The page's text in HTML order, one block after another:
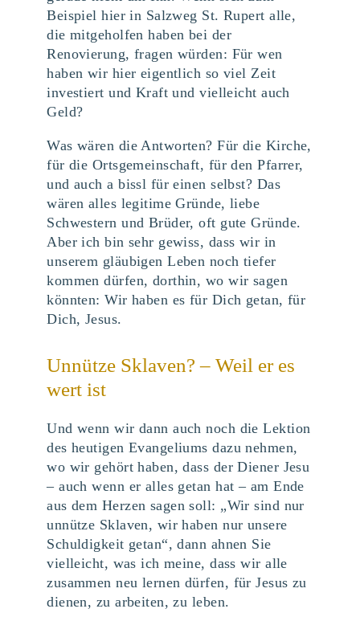
Beispiel hier in Salzweg St. Rupert alle,
die mitgeholfen haben bei der
Renovierung, fragen würden: Für wen
haben wir hier eigentlich so viel Zeit
investiert und Kraft und vielleicht auch
Geld?
Was wären die Antworten? Für die Kirche,
für die Ortsgemeinschaft, für den Pfarrer,
und auch a bissl für einen selbst? Das
wären alles legitime Gründe, liebe
Schwestern und Brüder, oft gute Gründe.
Aber ich bin sehr gewiss, dass wir in
unserem gläubigen Leben noch tiefer
kommen dürfen, dorthin, wo wir sagen
könnten: Wir haben es für Dich getan, für
Dich, Jesus.
Unnütze Sklaven? – Weil er es
wert ist
Und wenn wir dann auch noch die Lektion
des heutigen Evangeliums dazu nehmen,
wo wir gehört haben, dass der Diener Jesu
– auch wenn er alles getan hat – am Ende
aus dem Herzen sagen soll: „Wir sind nur
unnütze Sklaven, wir haben nur unsere
Schuldigkeit getan“, dann ahnen Sie
vielleicht, was ich meine, dass wir alle
zusammen neu lernen dürfen, für Jesus zu
dienen, zu arbeiten, zu leben.